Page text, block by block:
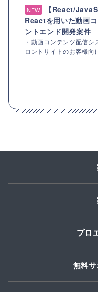
NEW
【React/
Reactを用いた動画
ントエンド開発案件
・動画コンテンツ配信
ロントサイトのお客様向
プロ
無料